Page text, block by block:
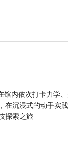
馆内依次打卡力学
在沉浸式的动手实
探索之旅